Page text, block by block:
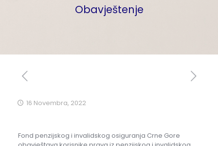
Obavještenje
16 Novembra, 2022
Fond penzijskog i invalidskog osiguranja Crne Gore